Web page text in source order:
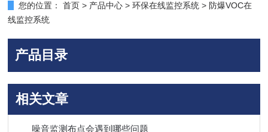
您的位置： 首页 > 产品中心 >环保在线监控系统 > 防爆VOC在
线监控系统
产品目录
相关文章
噪音监测布点会遇到哪些问题